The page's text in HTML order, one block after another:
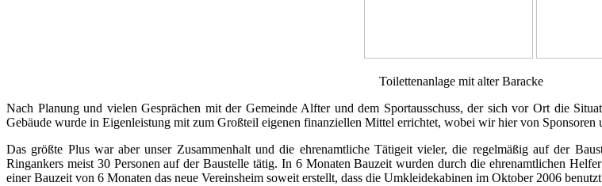
Toilettenanlage mit alter
Nach Planung und vielen Gesprächen mit der Gemeinde Alfter und dem Sportausschuss, der sich vor Ort die
Gebäude wurde in Eigenleistung mit zum Großteil eigenen finanziellen Mittel errichtet, wobei wir hier von Sponsoren
Das größte Plus war aber unser Zusammenhalt und die ehrenamtliche Tätigeit vieler, die regelmäßig auf der
Ringankers meist 30 Personen auf der Baustelle tätig. In 6 Monaten Bauzeit wurden durch die ehrenamtlichen
einer Bauzeit von 6 Monaten das neue Vereinsheim soweit erstellt, dass die Umkleidekabinen im Oktober 2006